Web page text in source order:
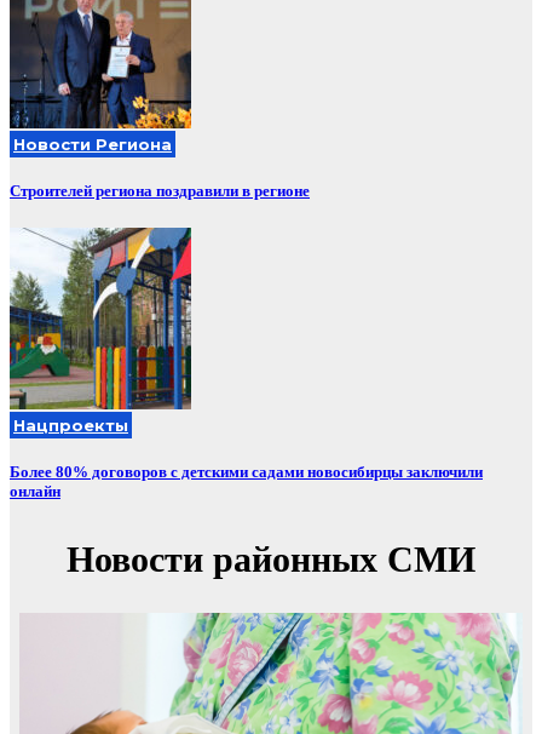
Новости Региона
Строителей региона поздравили в регионе
Нацпроекты
Более 80% договоров с детскими садами новосибирцы заключили
онлайн